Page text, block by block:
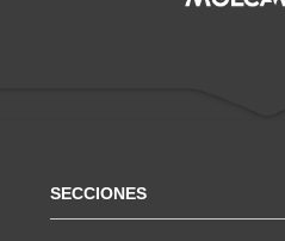
SECCIONES